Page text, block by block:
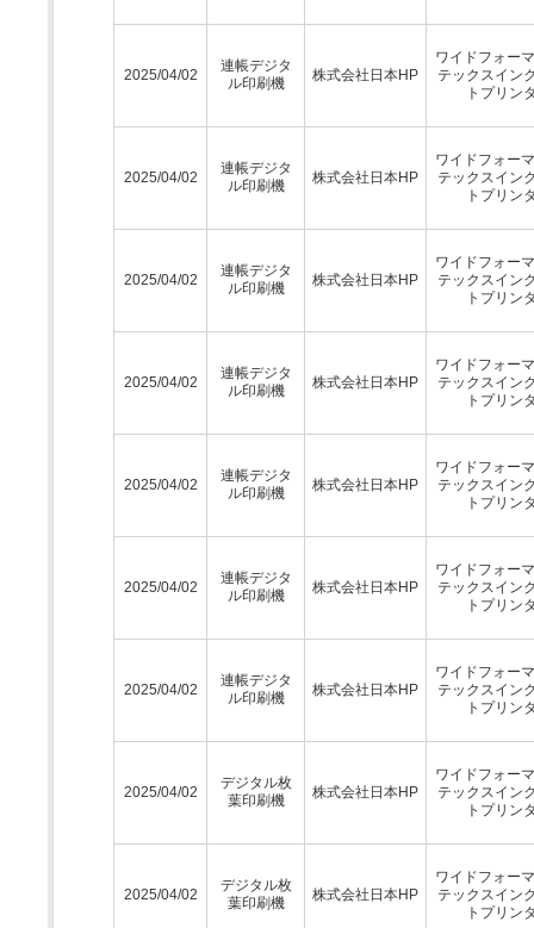
2025/04/02
連帳デジタ
ル印刷機
株式会社日本HP
ワイドフォー
テックスイン
トプリン
2025/04/02
連帳デジタ
ル印刷機
株式会社日本HP
ワイドフォー
テックスイン
トプリン
2025/04/02
連帳デジタ
ル印刷機
株式会社日本HP
ワイドフォー
テックスイン
トプリン
2025/04/02
連帳デジタ
ル印刷機
株式会社日本HP
ワイドフォー
テックスイン
トプリン
2025/04/02
連帳デジタ
ル印刷機
株式会社日本HP
ワイドフォー
テックスイン
トプリン
2025/04/02
連帳デジタ
ル印刷機
株式会社日本HP
ワイドフォー
テックスイン
トプリン
2025/04/02
連帳デジタ
ル印刷機
株式会社日本HP
ワイドフォー
テックスイン
トプリン
2025/04/02
デジタル枚
葉印刷機
株式会社日本HP
ワイドフォー
テックスイン
トプリン
2025/04/02
デジタル枚
葉印刷機
株式会社日本HP
ワイドフォー
テックスイン
トプリン